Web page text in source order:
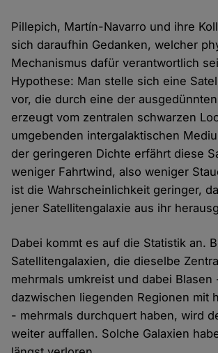
Pillepich, Martín-Navarro und ihre
sich daraufhin Gedanken, welcher
Mechanismus dafür verantwortlich
Hypothese: Man stelle sich eine
vor, die durch eine der
erzeugt vom zentralen schwarzen
umgebenden intergalaktischen
der geringeren Dichte erfährt diese
weniger Fahrtwind, also weniger
ist die Wahrscheinlichkeit geringer,
jener Satellitengalaxie aus ihr
Dabei kommt es auf die Statistik an.
Satellitengalaxien, die dieselbe
mehrmals umkreist und dabei Blasen
dazwischen liegenden Regionen mit
- mehrmals durchquert haben, wird
weiter auffallen. Solche Galaxien